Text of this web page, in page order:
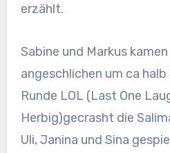
erzählt.
Sabine und Markus
angeschlichen um ca
Runde LOL (Last One
Herbig)gecrasht die
Uli, Janina und Sina